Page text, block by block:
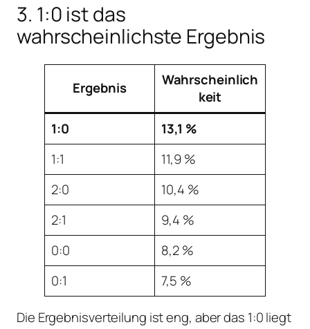
3. 1:0 ist das
wahrscheinlichste Ergebnis
Ergebnis
Wahrscheinlich
keit
1:0
13,1 %
1:1
11,9 %
2:0
10,4 %
2:1
9,4 %
0:0
8,2 %
0:1
7,5 %
Die Ergebnisverteilung ist eng, aber das 1:0 liegt